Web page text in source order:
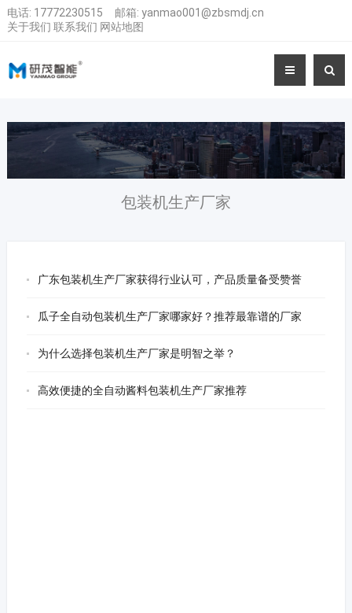
电话: 17772230515 邮箱: yanmao001@zbsmdj.cn
关于我们 联系我们 网站地图
包装机生产厂家
广东包装机生产厂家获得行业认可，产品质量备受赞誉
瓜子全自动包装机生产厂家哪家好？推荐最靠谱的厂家
为什么选择包装机生产厂家是明智之举？
高效便捷的全自动酱料包装机生产厂家推荐